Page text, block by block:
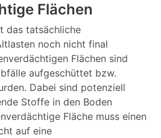
Flächen
das tatsächliche
noch nicht final
Flächen sind
aufgeschüttet bzw.
Dabei sind potenziell
Stoffe in den Boden
Fläche muss einen
auf eine